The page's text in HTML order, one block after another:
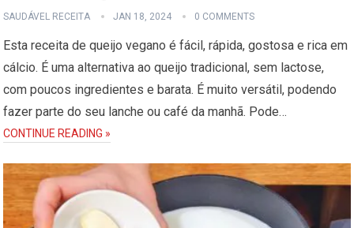
SAUDÁVEL RECEITA JAN 18, 2024 0 COMMENTS
Esta receita de queijo vegano é fácil, rápida, gostosa e rica em
cálcio. É uma alternativa ao queijo tradicional, sem lactose,
com poucos ingredientes e barata. É muito versátil, podendo
fazer parte do seu lanche ou café da manhã. Pode…
CONTINUE READING »